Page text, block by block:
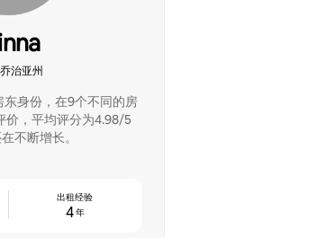
治亚州
身份，在9个不同的房
价，平均评分为4.98/5
不断增长。
4年
出租经验